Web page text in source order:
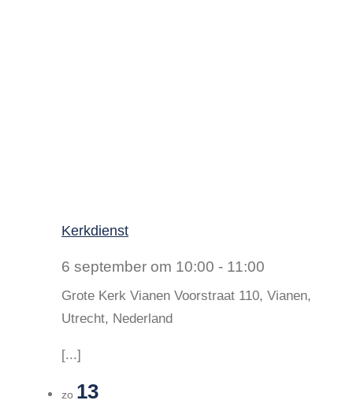
Kerkdienst
6 september om 10:00 - 11:00
Grote Kerk Vianen Voorstraat 110, Vianen,
Utrecht, Nederland
[...]
zo 13